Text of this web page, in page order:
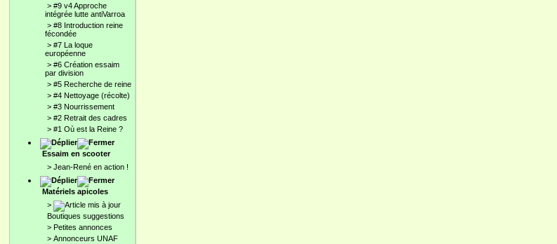
> #9 v4 Approche
intégrée lutte antiVarroa
> #8 Introduction reine
fécondée
> #7 La loque
européenne
> #6 Création essaim
par division
> #5 Recherche de reine
> #4 Nettoyage (récolte)
> #3 Nourrissement
> #2 Retrait des cadres
> #1 Où est la Reine ?
Essaim en scooter
> Jean-René en action !
Matériels apicoles
>
Boutiques suggestions
> Petites annonces
> Annonceurs UNAF